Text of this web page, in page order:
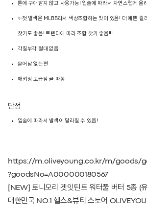
톤에 구애받지 않고 사용가능! 입술에 따라서 자연스럽게 올
✨️첫 발색은 MLBB라서 색상조합하는 맛이 있음! 더 예쁜 컬
찾기도 좋음! 트렌디에 따라 조합 찾기 좋음!!!
각질부각 절대 없음
묻어남 없는편
패키징 고급짐 귣 따봉
단점
입술에 따라서 발색이 달라질 수 있음!
https://m.oliveyoung.co.kr/m/goods/
?goodsNo=A000000180567
[NEW] 토니모리 겟잇틴트 워터풀 버터 5종 (
대한민국 NO.1 헬스&뷰티 스토어